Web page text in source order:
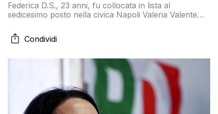
Federica D.S., 23 anni, fu collocata in lista al
sedicesimo posto nella civica Napoli Valeria Valente
sua insaputa, secondo quanto ha raccontato oggi il
MattinoCondividi